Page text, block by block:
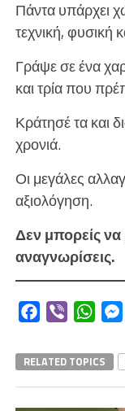
Πάντα υπάρχει
τεχνική, φυσική
Γράψε σε ένα
και τρία που
Κράτησέ τα και
χρονιά.
Οι μεγάλες
αξιολόγηση.
Δεν μπορείς να
αναγνωρίσεις.
Facebook
Viber
RELATED TOPICS